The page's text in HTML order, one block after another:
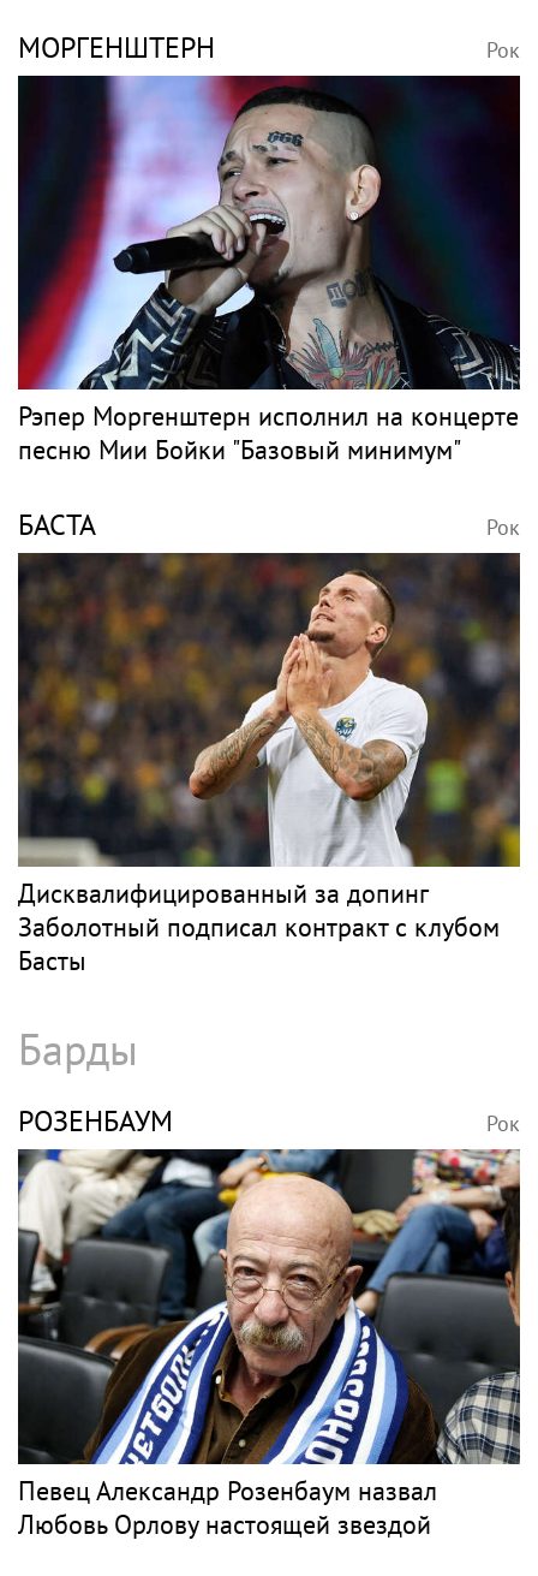
МОРГЕНШТЕРН Рок
Рэпер Моргенштерн исполнил на концерте
песню Мии Бойки "Базовый минимум"
БАСТА Рок
Дисквалифицированный за допинг
Заболотный подписал контракт с клубом
Басты
Барды
РОЗЕНБАУМ Рок
Певец Александр Розенбаум назвал
Любовь Орлову настоящей звездой